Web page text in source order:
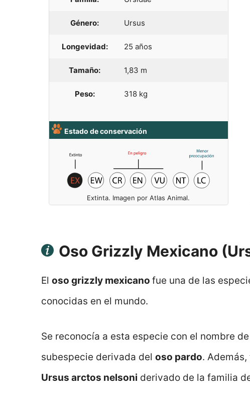
Género: Ursus
Longevidad: 25 años
Tamaño: 1,83 m
Peso: 318 kg
Estado de conservación
Extinta. Imagen por Atlas Animal.
Oso Grizzly Mexicano
El oso grizzly mexicano fue una de las
conocidas en el mundo.
Se reconocía a esta especie con el nombre de
subespecie derivada del oso pardo.
Ursus arctos nelsoni derivado de la familia